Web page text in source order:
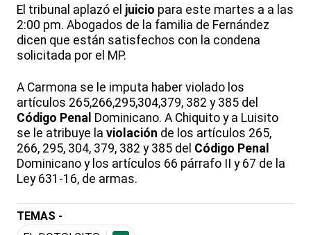
El tribunal aplazó el juicio para este martes a a las
2:00 pm. Abogados de la familia de Fernández
dicen que están satisfechos con la condena
solicitada por el MP.
A Carmona se le imputa haber violado los
artículos 265,266,295,304,379, 382 y 385 del
Código Penal Dominicano. A Chiquito y a Luisito
se le atribuye la violación de los artículos 265,
266, 295, 304, 379, 382 y 385 del Código Penal
Dominicano y los artículos 66 párrafo II y 67 de la
Ley 631-16, de armas.
TEMAS -